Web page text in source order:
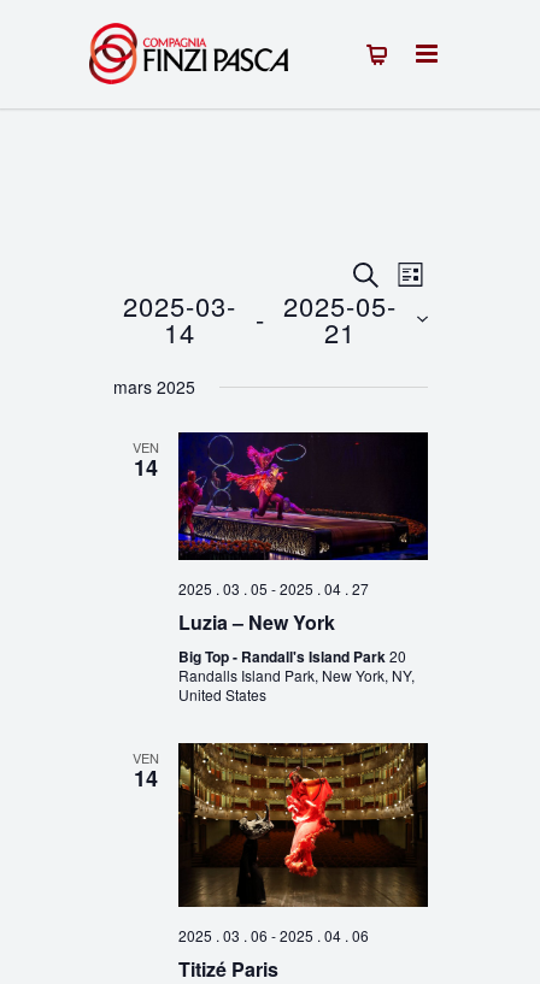
Recherche
et
navigation
de
Évènements
RECHERCHE
Navigation
de
LISTE
2025-03-
14 - 2025-05-
21
une
mars 2025
VEN
14
2025 . 03 . 05 -2025 . 04 . 27
Luzia – New York
Big Top - Randall's Island Park20
Randalls Island Park, New York, NY,
United States
VEN
14
2025 . 03 . 06 -2025 . 04 . 06
Titizé Paris